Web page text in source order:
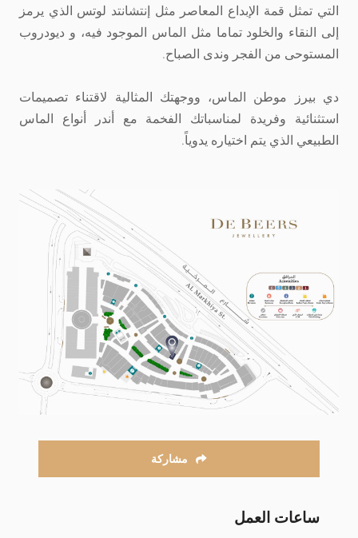
التي تمثل قمة الإبداع المعاصر مثل إنتشانتد لوتس الذي يرمز
إلى النقاء والخلود تماما مثل الماس الموجود فيه، و ديودروب
المستوحى من الفجر وندى الصباح.
دي بيرز موطن الماس، ووجهتك المثالية لاقتناء تصميمات
استثنائية وفريدة لمناسباتك الفخمة مع أندر أنواع الماس
الطبيعي الذي يتم اختياره يدوياً.
مشاركة
ساعات العمل